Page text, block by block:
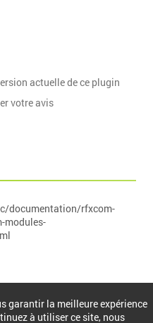
actuelle de ce plugin
votre avis
documentation/rfxcom-
modules-
garantir la meilleure expérience
à utiliser ce site, nous